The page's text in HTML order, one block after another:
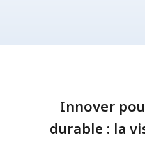
Innover
durable : la